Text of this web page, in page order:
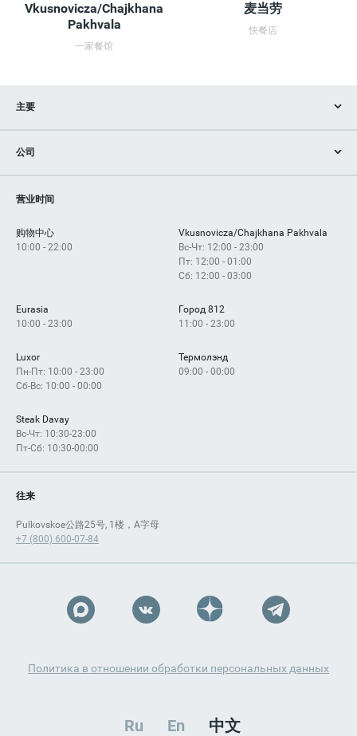
Vkusnovicza/Chajkhana
Pakhvala
一家餐馆
麦当劳
快餐店
主要
服务
設備
公司
营业时间
购物中心
10:00 - 22:00
Vkusnovicza/Chajkhana Pakhvala
Вс-Чт: 12:00 - 23:00
Пт: 12:00 - 01:00
Сб: 12:00 - 03:00
Eurasia
10:00 - 23:00
Город 812
11:00 - 23:00
Luxor
Пн-Пт: 10:00 - 23:00
Сб-Вс: 10:00 - 00:00
Термолэнд
09:00 - 00:00
Steak Davay
Вс-Чт: 10:30-23:00
Пт-Сб: 10:30-00:00
往来
Pulkovskoe公路25号, 1楼，A字母
+7 (800) 600-07-84
Политика в отношении обработки персональных данных
Ru En 中文